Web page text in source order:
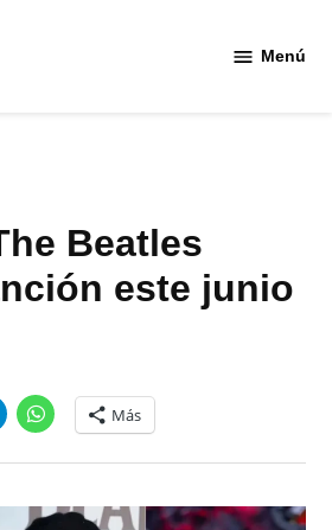
Menú
Beatles
este junio
Más